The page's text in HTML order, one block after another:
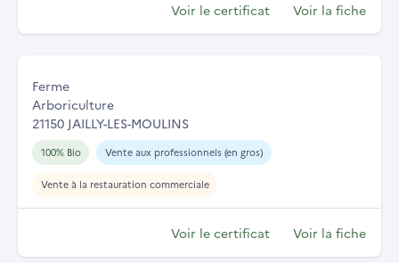
Voir le certificat Voir la fiche
Ferme
Arboriculture
21150 JAILLY-LES-MOULINS
100% Bio Vente aux professionnels (en gros)
Vente à la restauration commerciale
Voir le certificat Voir la fiche